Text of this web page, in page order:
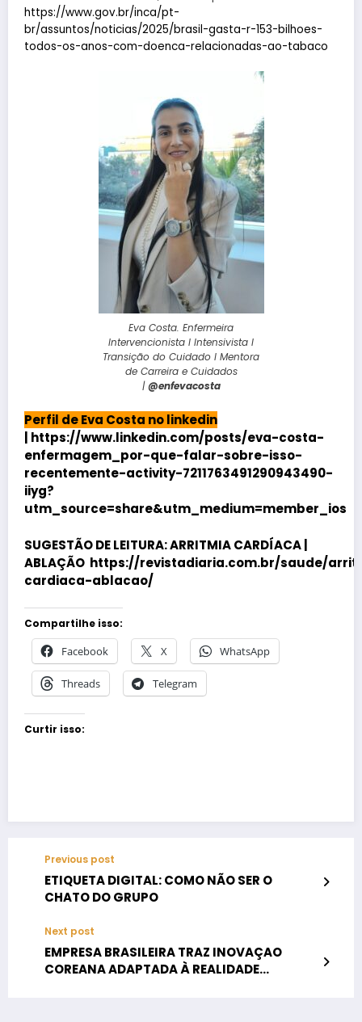
https://www.gov.br/inca/pt-
br/assuntos/noticias/2025/brasil-gasta-r-153-bilhoes-
todos-os-anos-com-doenca-relacionadas-ao-tabaco
Eva Costa. Enfermeira
Intervencionista I Intensivista I
Transição do Cuidado I Mentora
de Carreira e Cuidados
|@enfevacosta
Perfil de Eva Costa no linkedin
https://www.linkedin.com/posts/eva-costa-
enfermagem_por-que-falar-sobre-isso-
recentemente-activity-7211763491290943490-
iiyg?
utm_source=share&utm_medium=member_ios
SUGESTÃO DE LEITURA:ARRITMIA CARDÍACA |
ABLAÇÃO https://revistadiaria.com.br/saude/
cardiaca-ablacao/
Compartilhe isso:
Facebook X WhatsApp
Threads Telegram
Curtir isso:
Previous post
ETIQUETA DIGITAL: COMO NÃO SER O
CHATO DO GRUPO
Next post
EMPRESA BRASILEIRA TRAZ INOVAÇAO
COREANA ADAPTADA À REALIDADE